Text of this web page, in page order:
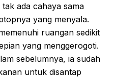
ada cahaya sama
yang menyala.
ruangan sedikit
yang menggerogoti.
sebelumnya, ia sudah
untuk disantap